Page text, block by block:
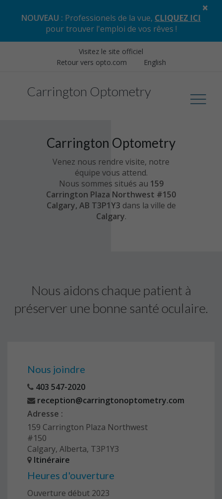
NOUVEAU : Professionels de la vue, CLIQUEZ ICI
pour trouver l'emploi de vos rêves !
×
Visitez le site officiel
Retour vers opto.com
English
Carrington Optometry
Carrington Optometry
Venez nous rendre visite, notre
équipe vous attend.
Nous sommes situés au 159
Carrington Plaza Northwest #150
Calgary, AB T3P1Y3 dans la ville de
Calgary.
Nous aidons chaque patient à
préserver une bonne santé oculaire.
Nous joindre
403 547-2020
reception@carringtonoptometry.com
Adresse :
159 Carrington Plaza Northwest
#150
Calgary, Alberta, T3P1Y3
Itinéraire
Heures d'ouverture
Ouverture début 2023